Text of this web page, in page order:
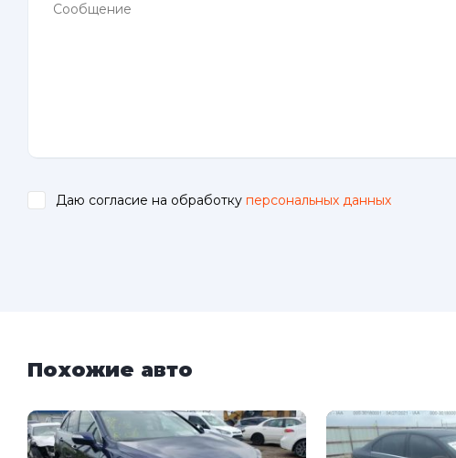
Даю согласие на обработку персональных данных
Похожие авто